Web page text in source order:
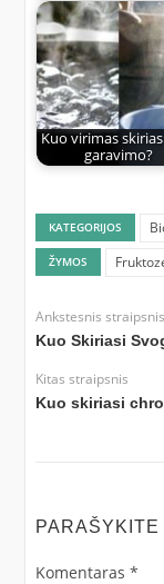
Kuo virimas
garavimo?
KATEGORIJOS
ŽYMOS
Ankstesnis straipsnis
Kuo Skiriasi
Kitas straipsnis
Kuo skiriasi
Komentaras *